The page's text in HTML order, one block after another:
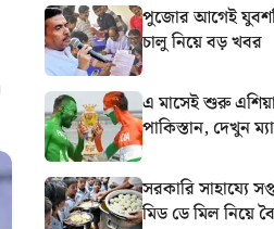
পুজোর আগেই
চালু নিয়ে বড় খবর
এ মাসেই শুরু
পাকিস্তান, দেখুন
সরকারি সাহায্যে
মিড ডে মিল নিয়ে